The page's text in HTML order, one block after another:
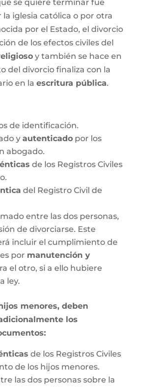
se quiere terminar fue
la iglesia católica o por otra
por el Estado, el divorcio
de los efectos civiles del
y también se hace en
del divorcio finaliza con la
en la escritura pública.
de identificación.
y autenticadopor los
abogado.
de los Registros Civiles
del Registro Civil de
entre las dos personas,
de divorciarse. Este
incluir el cumplimiento de
por manutención y
el otro, si a ello hubiere
ley.
menores, deben
los
de los Registros Civiles
de los hijos menores.
las dos personas sobre la